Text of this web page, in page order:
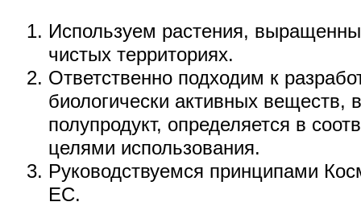
Используем растения,
чистых территориях.
Ответственно подходим к
биологически активных веществ,
полупродукт, определяется в
целями использования.
Руководствуемся принципами
ЕС.